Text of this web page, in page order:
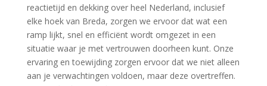
reactietijd en dekking over heel Nederland, inclusief
elke hoek van Breda, zorgen we ervoor dat wat een
ramp lijkt, snel en efficiënt wordt omgezet in een
situatie waar je met vertrouwen doorheen kunt.​ Onze
ervaring en toewijding zorgen ervoor dat we niet alleen
aan je verwachtingen voldoen, maar deze overtreffen.​